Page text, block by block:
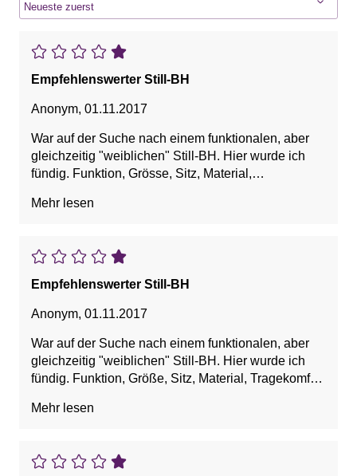
Empfehlenswerter Still-BH
Anonym, 01.11.2017
War auf der Suche nach einem funktionalen, aber
gleichzeitig "weiblichen" Still-BH. Hier wurde ich
fündig. Funktion, Grösse, Sitz, Material,
anzuschauen - genau was ich gesucht habe.
Mehr lesen
Empfehlenswerter Still-BH
Anonym, 01.11.2017
War auf der Suche nach einem funktionalen, aber
gleichzeitig "weiblichen" Still-BH. Hier wurde ich
fündig. Funktion, Größe, Sitz, Material, Tragekomfort
ich gesucht habe.
Handhabung, Gute Unterstützung, Preis-Leistung
Mehr lesen